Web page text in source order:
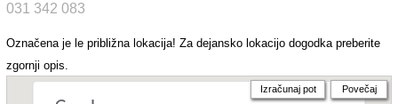
031 342 083
Označena je le približna lokacija! Za dejansko lokacijo dogodka preberite
zgornji opis.
Izračunaj pot Povečaj